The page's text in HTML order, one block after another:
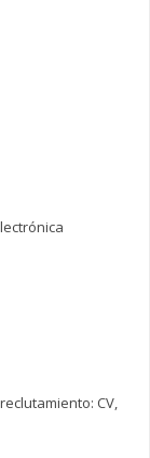
CV,